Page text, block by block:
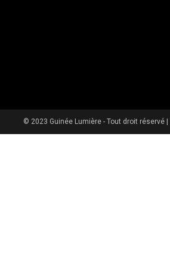
© 2023 Guinée Lumière - Tout droit réservé